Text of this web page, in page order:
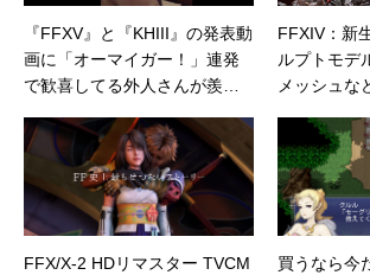
『FFXV』と『KHIII』の発表動
画に「オーマイガー！」連発
で歓喜してる外人さんが羨ま
FFXIV：新
ルプトモデ
メッシュな
FFX/X-2 HDリマスター TVCM
買うなら今